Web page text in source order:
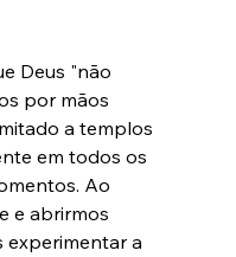
Deus "não
por mãos
a templos
em todos os
Ao
e abrirmos
experimentar a